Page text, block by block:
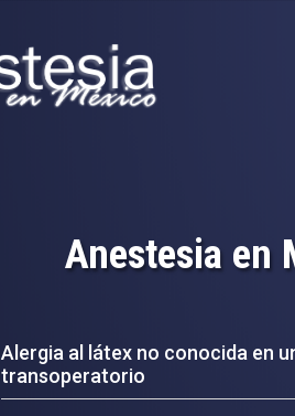
Anestesia en
Alergia al látex no conocida en
transoperatorio